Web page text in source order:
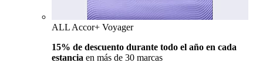
ALL Accor+ Voyager
15% de descuento durante todo el año en cada
estancia en más de 30 marcas